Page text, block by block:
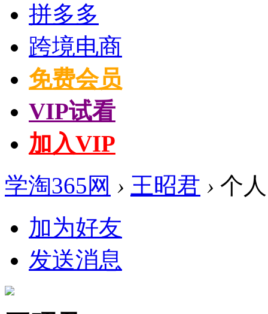
拼多多
跨境电商
免费会员
VIP试看
加入VIP
学淘365网 › 王昭君 › 个
加为好友
发送消息